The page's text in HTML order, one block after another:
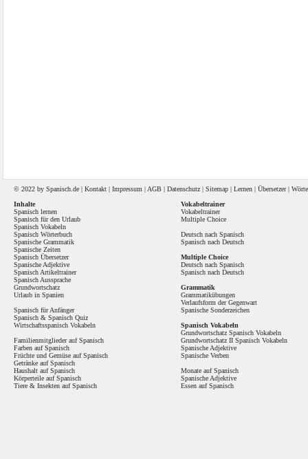
© 2022 by Spanisch .de | Kontakt | Impressum | AGB | Datenschutz | Sitemap | Lernen | Übersetzer|
Inhalte
Spanisch lernen
Spanisch für den Urlaub
Spanisch Vokabeln
Spanisch Wörterbuch
Spanische Grammatik
Spanische Zeiten
Spanisch Übersetzer
Spanische Adjektive
Spanisch Artikeltrainer
Spanisch Aussprache
Grundwortschatz
Urlaub in Spanien
Spanisch für Anfänger
Spanisch & Spanisch Quiz
Wirtschaftsspanisch Vokabeln
Familienmitglieder auf Spanisch
Farben auf Spanisch
Früchte und Gemüse auf Spanisch
Getränke auf Spanisch
Haushalt auf Spanisch
Körperteile auf Spanisch
Tiere & Insekten auf Spanisch
Vokabeltrainer
Vokabeltrainer
Multiple Choice
Deutsch nach Spanisch
Spanisch nach Deutsch
Multiple Choice
Deutsch nach Spanisch
Spanisch nach Deutsch
Grammatik
Grammatikübungen
Verlaufsform der Gegenwart
Spanische Sonderzeichen
Spanisch Vokabeln
Grundwortschatz Spanisch Vokabeln
Grundwortschatz II Spanisch Vokabeln
Spanische Adjektive
Spanische Verben
Monate auf Spanisch
Spanische Adjektive
Essen auf Spanisch